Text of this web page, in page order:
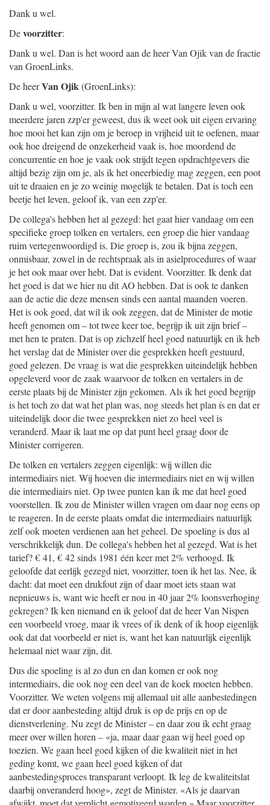
Dank u wel.
Devoorzitter:
Dank u wel. Dan is het woord aan de heer Van Ojik van de fractie
van GroenLinks.
De heerVan Ojik(GroenLinks):
Dank u wel, voorzitter. Ik ben in mijn al wat langere leven ook
meerdere jaren zzp'er geweest, dus ik weet ook uit eigen ervaring
hoe mooi het kan zijn om je beroep in vrijheid uit te oefenen, maar
ook hoe dreigend de onzekerheid vaak is, hoe moordend de
concurrentie en hoe je vaak ook strijdt tegen opdrachtgevers die
altijd bezig zijn om je, als ik het oneerbiedig mag zeggen, een poot
uit te draaien en je zo weinig mogelijk te betalen. Dat is toch een
beetje het leven, geloof ik, van een zzp'er.
De collega's hebben het al gezegd: het gaat hier vandaag om een
specifieke groep tolken en vertalers, een groep die hier vandaag
ruim vertegenwoordigd is. Die groep is, zou ik bijna zeggen,
onmisbaar, zowel in de rechtspraak als in asielprocedures of waar
je het ook maar over hebt. Dat is evident. Voorzitter. Ik denk dat
het goed is dat we hier nu dit AO hebben. Dat is ook te danken
aan de actie die deze mensen sinds een aantal maanden voeren.
Het is ook goed, dat wil ik ook zeggen, dat de Minister de motie
heeft genomen om – tot twee keer toe, begrijp ik uit zijn brief –
met hen te praten. Dat is op zichzelf heel goed natuurlijk en ik heb
het verslag dat de Minister over die gesprekken heeft gestuurd,
goed gelezen. De vraag is wat die gesprekken uiteindelijk hebben
opgeleverd voor de zaak waarvoor de tolken en vertalers in de
eerste plaats bij de Minister zijn gekomen. Als ik het goed begrijp
is het toch zo dat wat het plan was, nog steeds het plan ís en dat er
uiteindelijk door die twee gesprekken niet zo heel veel is
veranderd. Maar ik laat me op dat punt heel graag door de
Minister corrigeren.
De tolken en vertalers zeggen eigenlijk: wij willen die
intermediairs niet. Wij hoeven die intermediairs niet en wij willen
die intermediairs niet. Op twee punten kan ik me dat heel goed
voorstellen. Ik zou de Minister willen vragen om daar nog eens op
te reageren. In de eerste plaats omdat die intermediairs natuurlijk
zelf ook moeten verdienen aan het geheel. De spoeling is dus al
verschrikkelijk dun. De collega's hebben het al gezegd. Wat is het
tarief? € 41, € 42 sinds 1981 één keer met 2% verhoogd. Ik
geloofde dat eerlijk gezegd niet, voorzitter, toen ik het las. Nee, ik
dacht: dat moet een drukfout zijn of daar moet iets staan wat
nepnieuws is, want wie heeft er nou in 40 jaar 2% loonsverhoging
gekregen? Ik ken niemand en ik geloof dat de heer Van Nispen
een voorbeeld vroeg, maar ik vrees of ik denk of ik hoop eigenlijk
ook dat dat voorbeeld er niet is, want het kan natuurlijk eigenlijk
helemaal niet waar zijn, dit.
Dus die spoeling is al zo dun en dan komen er ook nog
intermediairs, die ook nog een deel van de koek moeten hebben.
Voorzitter. We weten volgens mij allemaal uit alle aanbestedingen
dat er door aanbesteding altijd druk is op de prijs en op de
dienstverlening. Nu zegt de Minister – en daar zou ik echt graag
meer over willen horen – «ja, maar daar gaan wij heel goed op
toezien. We gaan heel goed kijken of die kwaliteit niet in het
geding komt, we gaan heel goed kijken of dat
aanbestedingsproces transparant verloopt. Ik leg de kwaliteitslat
daarbij onveranderd hoog», zegt de Minister. «Als je daarvan